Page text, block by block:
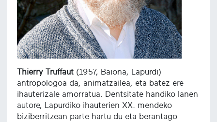
Thierry Truffaut (1957, Baiona, Lapurdi)
antropologoa da, animatzailea, eta batez ere
ihauterizale amorratua. Dentsitate handiko lanen
autore, Lapurdiko ihauterien XX. mendeko
biziberritzean parte hartu du eta berantago